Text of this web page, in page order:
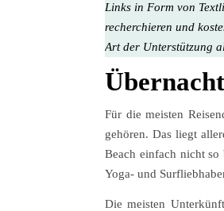
Links in Form von
recherchieren und
Art der Unterstützung
Für die meisten
gehören. Das liegt
Beach einfach nicht
Yoga- und
Die meisten